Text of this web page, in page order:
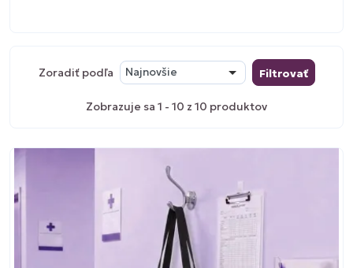
Zoradiť podľa Najnovšie Filtrovať
Zobrazuje sa 1 - 10 z 10 produktov